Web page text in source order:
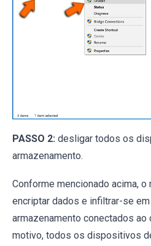
PASSO 2: desligar todos os
armazenamento.
Conforme mencionado acima, o
encriptar dados e infiltrar-se
armazenamento conectados ao
motivo, todos os dispositivos